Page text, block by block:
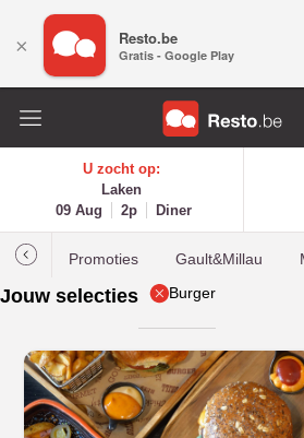
U zocht op:
Laken
09 Aug
2p Diner
Promoties Gault&Millau
Jouw selecties Burger
× Resto.be
Gratis - Google Play